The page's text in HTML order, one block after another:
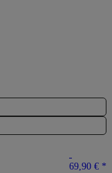
69,90 € *